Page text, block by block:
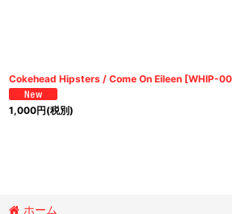
Cokehead Hipsters / Come On Eileen [WHIP-
1,000円(税別)
ホーム